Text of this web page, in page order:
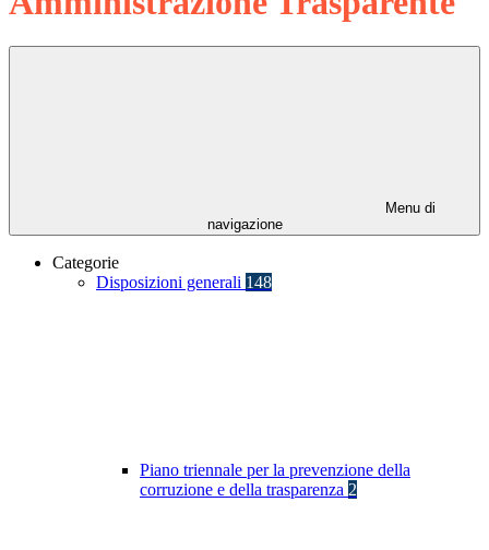
Menu di
navigazione
Categorie
Disposizioni generali 148
Piano triennale per la prevenzione della
corruzione e della trasparenza 2